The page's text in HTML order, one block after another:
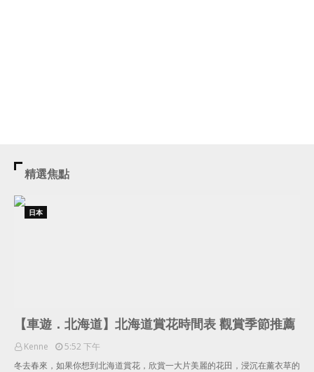
精選焦點
日本
【車遊．北海道】北海道賞花時間表 觀賞季節推薦
Kenne
5:52 下午
冬去春來，如果你想到北海道賞花，欣賞一大片美麗的花田，浸沉在薰衣草的